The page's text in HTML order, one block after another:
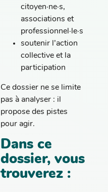
citoyen·ne·s,
associations et
professionnel·le·s
soutenir l’action
collective et la
participation
Ce dossier ne se limite
pas à analyser : il
propose des pistes
pour agir.
Dans ce
dossier, vous
trouverez :